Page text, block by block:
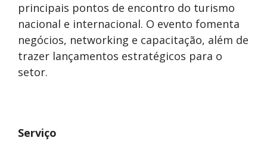
principais pontos de encontro do turismo
nacional e internacional. O evento fomenta
negócios, networking e capacitação, além de
trazer lançamentos estratégicos para o
setor.
Serviço